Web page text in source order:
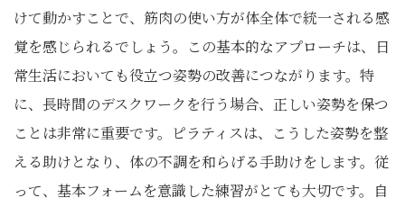
けて動かすことで、筋肉の使い方が体全体で統一される感
覚を感じられるでしょう。この基本的なアプローチは、日
常生活においても役立つ姿勢の改善につながります。特
に、長時間のデスクワークを行う場合、正しい姿勢を保つ
ことは非常に重要です。ピラティスは、こうした姿勢を整
える助けとなり、体の不調を和らげる手助けをします。従
って、基本フォームを意識した練習がとても大切です。自